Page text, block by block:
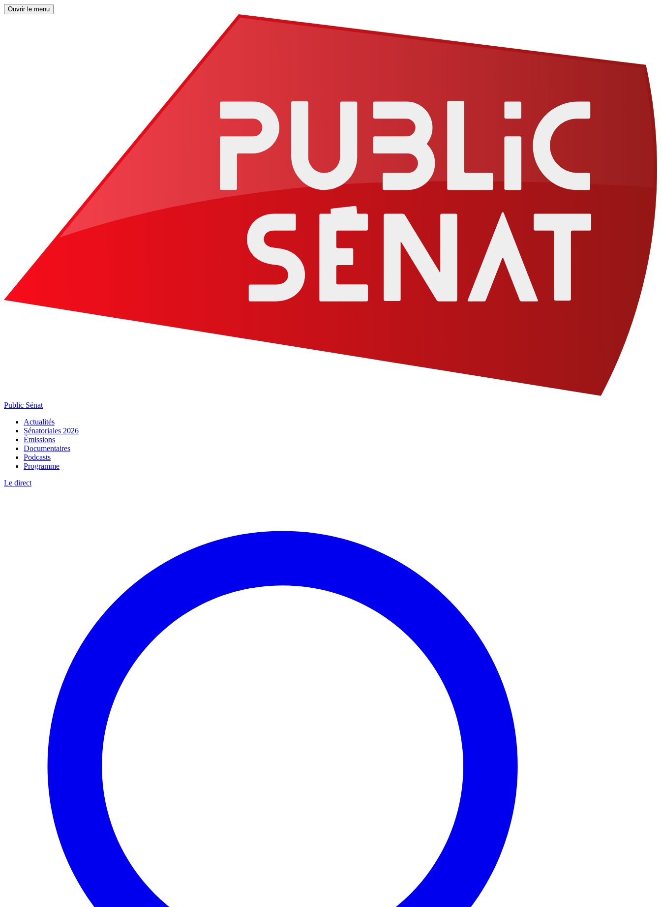
Ouvrir le menu
Public Sénat
Actualités
Sénatoriales 2026
Émissions
Documentaires
Podcasts
Programme
Le direct